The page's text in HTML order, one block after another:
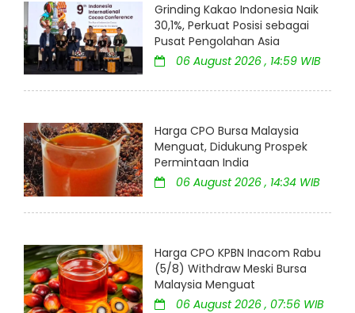
Grinding Kakao Indonesia Naik
30,1%, Perkuat Posisi sebagai
Pusat Pengolahan Asia
06 August 2026 , 14:59 WIB
Harga CPO Bursa Malaysia
Menguat, Didukung Prospek
Permintaan India
06 August 2026 , 14:34 WIB
Harga CPO KPBN Inacom Rabu
(5/8) Withdraw Meski Bursa
Malaysia Menguat
06 August 2026 , 07:56 WIB